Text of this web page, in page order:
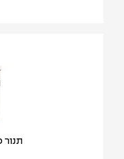
תנור פיצה
צפו